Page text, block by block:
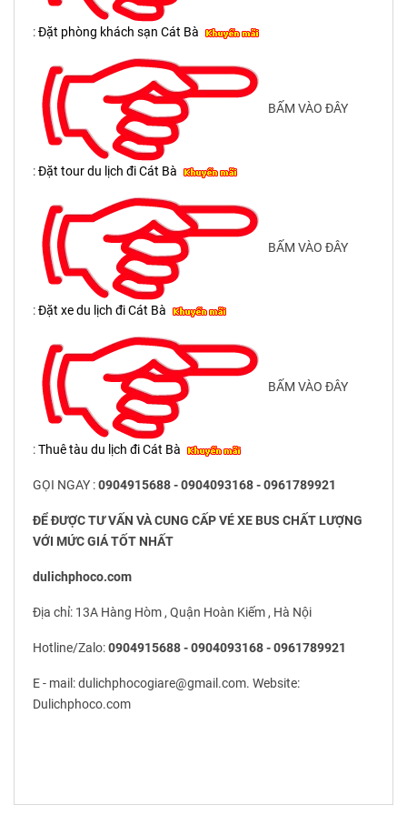
:Đặt phòng khách sạn Cát Bà
BẤM VÀO ĐÂY
:Đặt tour du lịch đi Cát Bà
BẤM VÀO ĐÂY
:Đặt xe du lịch đi Cát Bà
BẤM VÀO ĐÂY
:Thuê tàu du lịch đi Cát Bà
GỌI NGAY :0904915688 - 0904093168 - 0961789921
ĐỂ ĐƯỢC TƯ VẤN VÀ CUNG CẤP VÉ XE BUS CHẤT LƯỢNG
VỚI MỨC GIÁ TỐT NHẤT
dulichphoco.com
Địa chỉ: 13A Hàng Hòm , Quận Hoàn Kiếm , Hà Nội
Hotline/Zalo:0904915688 - 0904093168 - 0961789921
E - mail: dulichphocogiare@gmail.com. Website:
Dulichphoco.com